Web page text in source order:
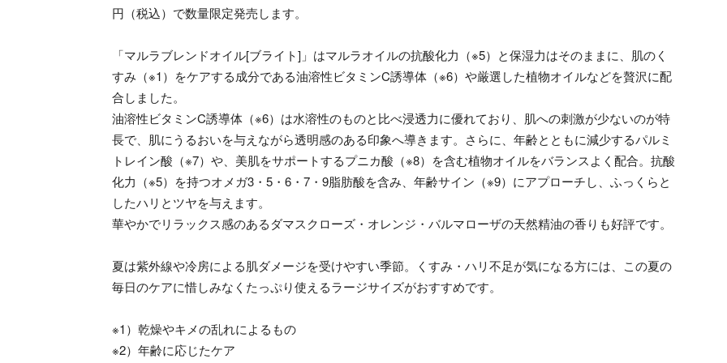
円（税込）で数量限定発売します。
「マルラブレンドオイル[ブライト]」はマルラオイルの抗酸化力（※5）と保湿力はそのままに、肌のく
すみ（※1）をケアする成分である油溶性ビタミンC誘導体（※6）や厳選した植物オイルなどを贅沢に配
合しました。
油溶性ビタミンC誘導体（※6）は水溶性のものと比べ浸透力に優れており、肌への刺激が少ないのが特
長で、肌にうるおいを与えながら透明感のある印象へ導きます。さらに、年齢とともに減少するパルミ
トレイン酸（※7）や、美肌をサポートするプニカ酸（※8）を含む植物オイルをバランスよく配合。抗酸
化力（※5）を持つオメガ3・5・6・7・9脂肪酸を含み、年齢サイン（※9）にアプローチし、ふっくらと
したハリとツヤを与えます。
華やかでリラックス感のあるダマスクローズ・オレンジ・バルマローザの天然精油の香りも好評です。
夏は紫外線や冷房による肌ダメージを受けやすい季節。くすみ・ハリ不足が気になる方には、この夏の
毎日のケアに惜しみなくたっぷり使えるラージサイズがおすすめです。
※1）乾燥やキメの乱れによるもの
※2）年齢に応じたケア